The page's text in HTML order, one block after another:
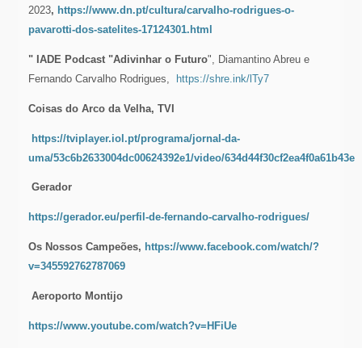
2023, https://www.dn.pt/cultura/carvalho-rodrigues-o-
pavarotti-dos-satelites-17124301.html
" IADE Podcast "Adivinhar o Futuro", Diamantino Abreu e
Fernando Carvalho Rodrigues,
https://shre.ink/lTy7
Coisas do Arco da Velha, TVI
https://tviplayer.iol.pt/programa/jornal-da-
uma/53c6b2633004dc00624392e1/video/634d44f30cf2ea4f0a61b43e
Gerador
https://gerador.eu/perfil-de-fernando-carvalho-rodrigues/
Os Nossos Campeões, https://www.facebook.com/watch/?
v=345592762787069
Aeroporto Montijo
https://www.youtube.com/watch?v=HFiUe